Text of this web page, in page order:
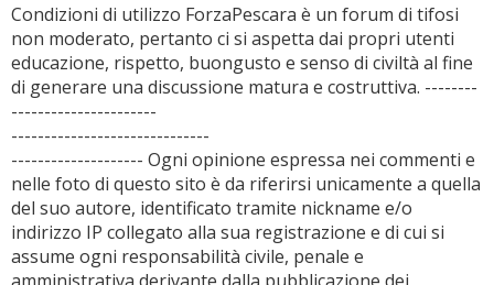
Condizioni di utilizzo ForzaPescara è un forum di tifosi
non moderato, pertanto ci si aspetta dai propri utenti
educazione, rispetto, buongusto e senso di civiltà al fine
di generare una discussione matura e costruttiva. --------
----------------------
------------------------------
-------------------- Ogni opinione espressa nei commenti e
nelle foto di questo sito è da riferirsi unicamente a quella
del suo autore, identificato tramite nickname e/o
indirizzo IP collegato alla sua registrazione e di cui si
assume ogni responsabilità civile, penale e